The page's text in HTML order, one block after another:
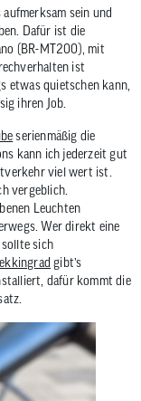
sein und
Dafür ist die
(BR-MT200), mit
ist
etwas quietschen kann,
ihren Job.
serienmäßig die
kann ich jederzeit gut
viel wert ist.
vergeblich.
Leuchten
Wer direkt eine
sich
gibt’s
dafür kommt die